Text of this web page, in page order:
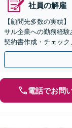
社員の解雇
【顧問先多数の実績
サル企業への勤務経
契約書作成・チェッ
の連携をつなぐ「橋
電話でお問